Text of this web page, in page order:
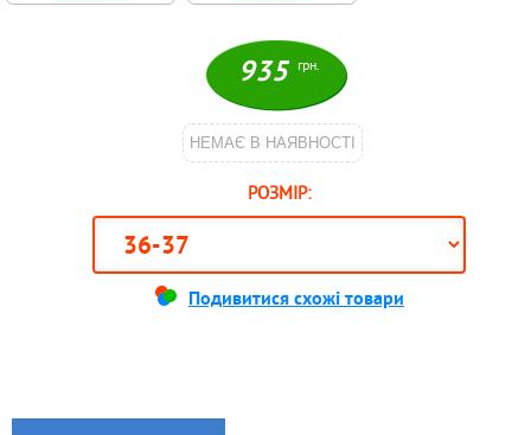
935 грн.
НЕМАЄ В НАЯВНОСТІ
РОЗМІР:
Подивитися схожі товари